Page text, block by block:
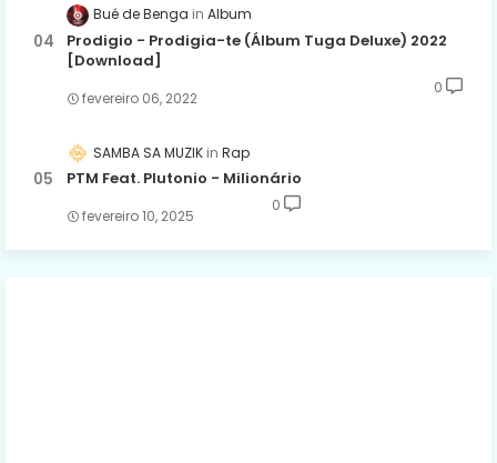
Bué de Benga Album
Prodigio - Prodigia-te (Álbum Tuga Deluxe) 2022
[Download]
fevereiro 06, 2022
0
SAMBA SA MUZIK Rap
PTM Feat. Plutonio - Milionário
fevereiro 10, 2025
0